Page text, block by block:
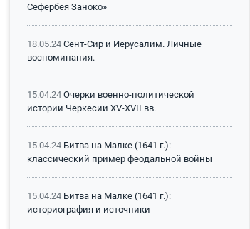
Сефербея Заноко»
18.05.24 Сент-Сир и Иерусалим. Личные
воспоминания.
15.04.24 Очерки военно-политической
истории Черкесии XV-XVII вв.
15.04.24 Битва на Малке (1641 г.):
классический пример феодальной войны
15.04.24 Битва на Малке (1641 г.):
историография и источники